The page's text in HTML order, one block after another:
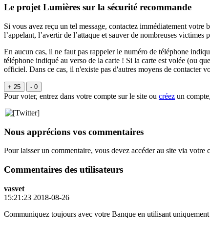
Le projet Lumières sur la sécurité recommande
Si vous avez reçu un tel message, contactez immédiatement
l’appelant, l’avertir de l’attaque et sauver de nombreuses victimes
En aucun cas, il ne faut pas rappeler le numéro de téléphone
téléphone indiqué au verso de la carte ! Si la carte est volée (ou
officiel. Dans ce cas, il n'existe pas d'autres moyens de contacter
+ 25 - 0
Pour voter, entrez dans votre compte sur le site ou créez un
Nous apprécions vos commentaires
Pour laisser un commentaire, vous devez accéder au site via
Commentaires des utilisateurs
vasvet
15:21:23 2018-08-26
Communiquez toujours avec votre Banque en utilisant